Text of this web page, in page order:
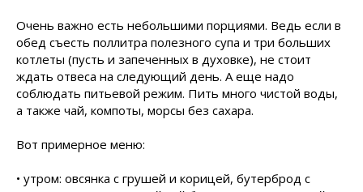
Очень важно есть небольшими порциями. Ведь если в
обед съесть поллитра полезного супа и три больших
котлеты (пусть и запеченных в духовке), не стоит
ждать отвеса на следующий день. А еще надо
соблюдать питьевой режим. Пить много чистой воды,
а также чай, компоты, морсы без сахара.
Вот примерное меню:
• утром: овсянка с грушей и корицей, бутерброд с